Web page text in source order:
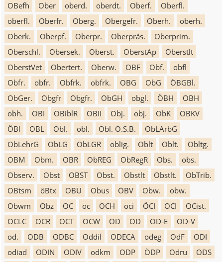
OBefh
Ober oberd. oberdt. Oberf.
Oberfl.
oberfl.
Oberfr. Oberg. Obergefr. Oberh.
oberh.
Oberk.
Oberpf. Oberpr. Oberpräs.
Oberprim.
Oberschl.
Obersek. Oberst. OberstAp
Oberstlt
OberstVet
Obertert. Oberw. OBF Obf.
obfl
Obfr.
obfr. Obfrk. obfrk. OBG ObG
ÖBGBl.
ObGer.
Obgfr Obgfr. ObGH obgl. ÖBH
OBH
obh.
OBI OBiblR OBII Obj. obj. ObK
OBKV
ÖBl
OBL Obl. obl. Obl. O.S.B.
ObLArbG
ObLehrG
ObLG ObLGR oblig. Oblt Oblt.
Obltg.
OBM
Obm. OBR ObREG ObRegR Obs.
obs.
Observ.
Obst OBST Obst. Obstlt Obstlt.
ObTrib.
OBtsm
öBtx OBU Obus ÖBV Obw.
obw.
Obwm
Obz OC oc OCH oci ÖCI OCI
OCist.
OCLC
OCR OCT OCW OD ÖD OD-E
OD-V
od.
ODB ODBC Oddil ODECA odeg OdF
ODI
odiad
ODIN ODIV odkm ODP ÖDP Odru
ODS